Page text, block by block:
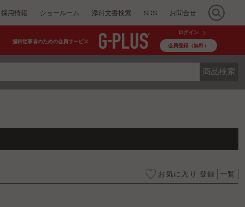
採用情報 ショールーム 添付文書検索 SDS お問合せ
歯科従事者のための会員サービス
ログイン
会員登録（無料）
商品検索
お気に入り 登録 一覧